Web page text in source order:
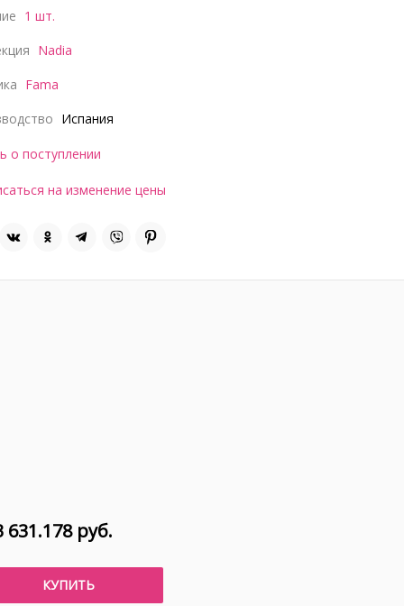
1 шт.
Nadia
Fama
Испания
о поступлении
на изменение цены
631.178 руб.
КУПИТЬ